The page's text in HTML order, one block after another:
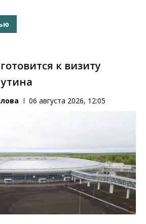
к визиту
06 августа 2026, 12:05